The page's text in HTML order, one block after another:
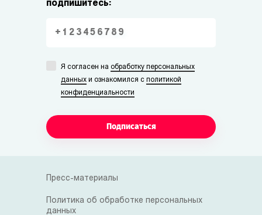
подпишитесь:
Я согласен на обработку персональных
данных и ознакомился с политикой
конфиденциальности
Подписаться
Пресс-материалы
Политика об обработке персональных
данных